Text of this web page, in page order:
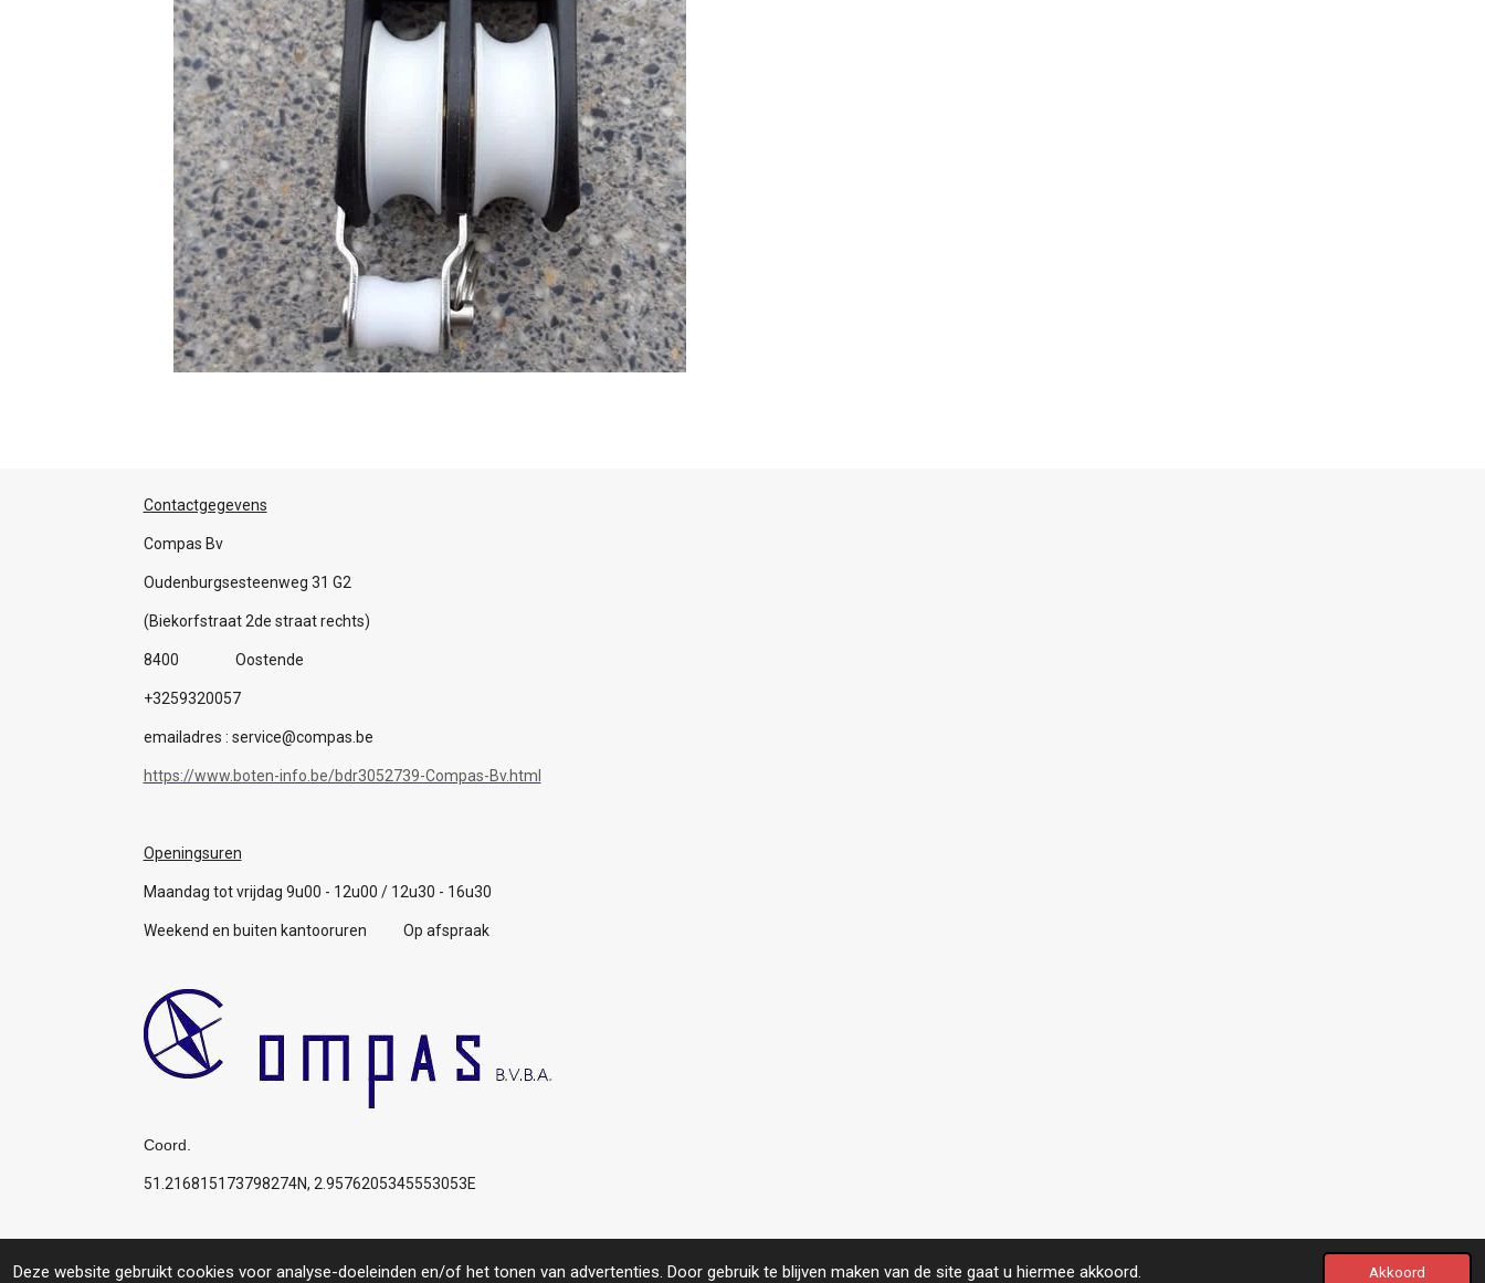
Deze website gebruikt cookies voor analyse-doeleinden en/of het tonen van advertenties. Door gebruik te blijven maken van de site gaat u hiermee akkoord. Akkoord
Contactgegevens
Compas Bv
Oudenburgsesteenweg 31 G2
(Biekorfstraat 2de straat rechts)
8400 Oostende
+3259320057
emailadres : service@compas.be
https://www.boten-info.be/bdr3052739-Compas-Bv.html
Openingsuren
Maandag tot vrijdag 9u00 - 12u00 / 12u30 - 16u30
Weekend en buiten kantooruren Op afspraak
Coord.
51.216815173798274N, 2.9576205345553053E
© 2019 Compas: Service for you, your boat, your project. https://www.compas.be/